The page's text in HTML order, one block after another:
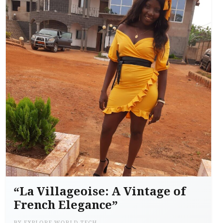
“La Villageoise: A Vintage of
French Elegance”